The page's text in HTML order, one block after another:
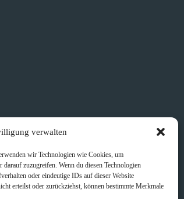
verwalten
wir Technologien wie Cookies, um
zuzugreifen. Wenn du diesen Technologien
oder eindeutige IDs auf dieser Website
erteilst oder zurückziehst, können bestimmte Merkmale